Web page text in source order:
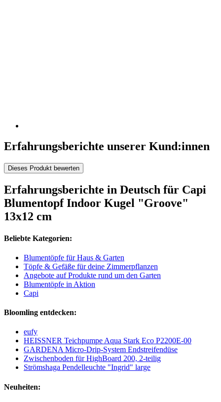
Erfahrungsberichte unserer Kund:innen
Dieses Produkt bewerten
Erfahrungsberichte in Deutsch für Capi
Blumentopf Indoor Kugel "Groove"
13x12 cm
Beliebte Kategorien:
Blumentöpfe für Haus & Garten
Töpfe & Gefäße für deine Zimmerpflanzen
Angebote auf Produkte rund um den Garten
Blumentöpfe in Aktion
Capi
Bloomling entdecken:
eufy
HEISSNER Teichpumpe Aqua Stark Eco P2200E-00
GARDENA Micro-Drip-System Endstreifendüse
Zwischenboden für HighBoard 200, 2-teilig
Strömshaga Pendelleuchte "Ingrid" large
Neuheiten: